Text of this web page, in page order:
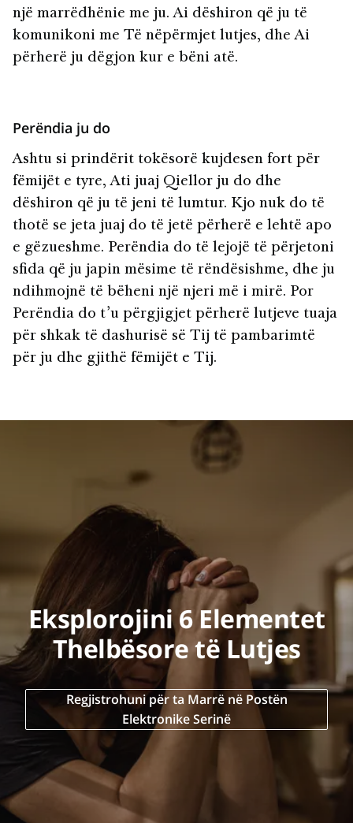
një marrëdhënie me ju. Ai dëshiron që ju të
komunikoni me Të nëpërmjet lutjes, dhe Ai
përherë ju dëgjon kur e bëni atë.
Perëndia ju do
Ashtu si prindërit tokësorë kujdesen fort për
fëmijët e tyre, Ati juaj Qiellor ju do dhe
dëshiron që ju të jeni të lumtur. Kjo nuk do të
thotë se jeta juaj do të jetë përherë e lehtë apo
e gëzueshme. Perëndia do të lejojë të përjetoni
sfida që ju japin mësime të rëndësishme, dhe ju
ndihmojnë të bëheni një njeri më i mirë. Por
Perëndia do t’u përgjigjet përherë lutjeve tuaja
për shkak të dashurisë së Tij të pambarimtë
për ju dhe gjithë fëmijët e Tij.
Eksplorojini 6 Elementet
Thelbësore të Lutjes
Regjistrohuni për ta Marrë në Postën
Elektronike Serinë